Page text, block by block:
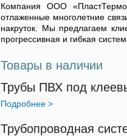
Компания ООО
отлаженные многолетние
накруток. Мы предлагаем
прогрессивная и гибкая
Товары в наличии
Трубы ПВХ под
Подробнее >
Трубопроводная